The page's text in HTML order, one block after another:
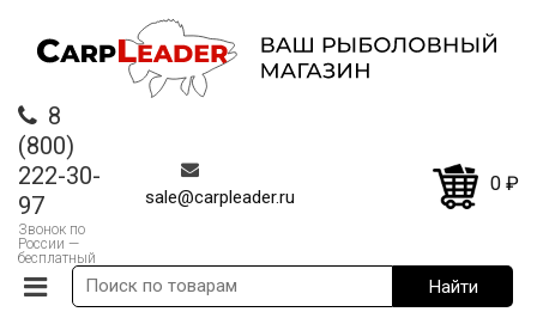
8
(800)
222-30-
97
Звонок по
России —
бесплатный
sale@carpleader.ru
0 ₽